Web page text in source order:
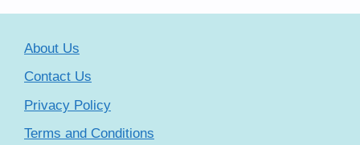
About Us
Contact Us
Privacy Policy
Terms and Conditions